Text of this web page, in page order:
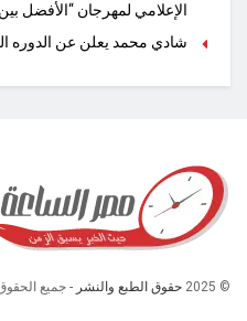
الإعلامي لمهرجان “الأفضل
شادي محمد يعلن عن الدوره
© 2025 حقوق الطبع والنشر - جميع